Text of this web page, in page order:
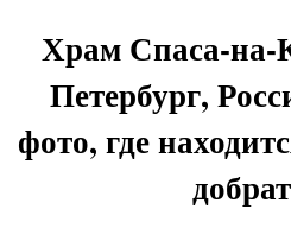
Храм Спаса-на-
Петербург,
фото, где